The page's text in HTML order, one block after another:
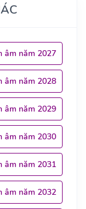
âm năm 2027
âm năm 2028
âm năm 2029
âm năm 2030
âm năm 2031
âm năm 2032